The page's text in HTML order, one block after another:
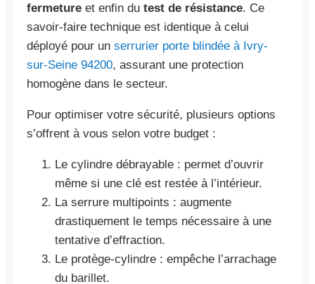
fermeture et enfin du test de résistance. Ce
savoir-faire technique est identique à celui
déployé pour un serrurier porte blindée à Ivry-
sur-Seine 94200, assurant une protection
homogène dans le secteur.
Pour optimiser votre sécurité, plusieurs options
s’offrent à vous selon votre budget :
Le cylindre débrayable : permet d’ouvrir
même si une clé est restée à l’intérieur.
La serrure multipoints : augmente
drastiquement le temps nécessaire à une
tentative d’effraction.
Le protège-cylindre : empêche l’arrachage
du barillet.